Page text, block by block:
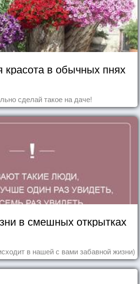
красота в обычных пнях
сделай такое на даче!
в смешных открытках
в нашей с вами забавной жизни)